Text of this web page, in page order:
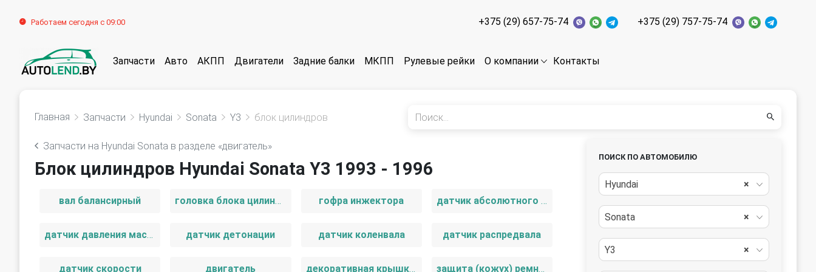
Работаем сегодня с 09:00 +375 (29) 657-75-74 +375 (29) 757-75-74
Запчасти Авто АКПП Двигатели Задние балки МКПП Рулевые рейки О компании Контакты
Главная Запчасти Hyundai Sonata Y3 блок цилиндров
Запчасти на Hyundai Sonata в разделе «двигатель»
Блок цилиндров Hyundai Sonata Y3 1993 - 1996
вал балансирный головка блока цилиндров гофра инжектора датчик абсолютного давления
датчик давления масла датчик детонации датчик коленвала датчик распредвала
датчик скорости двигатель декоративная крышка двигателя защита (кожух) ремня ГРМ
ПОИСК ПО АВТОМОБИЛЮ
×
Hyundai
×
Sonata
×
Y3